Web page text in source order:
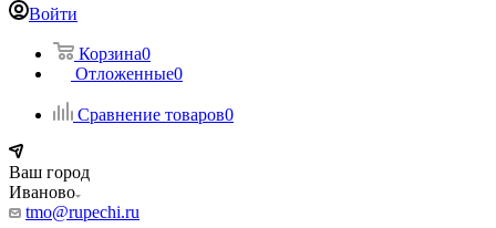
Войти
Корзина0
Отложенные0
Сравнение товаров0
Ваш город
Иваново
tmo@rupechi.ru